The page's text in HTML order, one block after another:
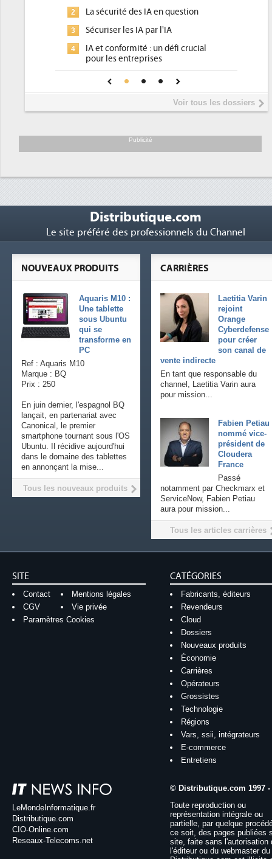
des IA en question
: un défi crucial
2
DEE, une pression administrative
place pour répondre à...
Phocea DC dans les cordes pour
DEE
Interview de Fabrice Coquio,
président de Digital Realty...
soutient les...
Voir tous les dossiers
Publicité
Distributique.com
Le site préféré des professionnels du Channel
CARRIÈRES
Laetitia Varin
rejoint
Orange
Cyberdefense
pour créer
son canal de
vente indirecte
En tant que responsable du
channel, Laetitia Varin aura
pour mission...
Fabien Petiau
nommé vice-
président de
Cloudera
France
Passé
notamment par Checkmarx et
ServiceNow, Fabien Petiau
aura pour mission...
Tous les articles carrières
NOUVEAUX PRODUITS
Aquaris M10 :
Une tablette
sous Ubuntu
qui se
transforme en
PC
Ref : Aquaris M10
Marque : BQ
Prix : 250
En juin dernier, l'espagnol BQ
lançait, en partenariat avec
Canonical, le premier
smartphone tournant sous l'OS
Ubuntu. Il récidive aujourd'hui
dans le domaine des tablettes
en annonçant la mise...
Tous les nouveaux produits
SITE
Contact
Mentions légales
CGV
Vie privée
Paramètres Cookies
CATÉGORIES
Fabricants, éditeurs
Revendeurs
Cloud
Dossiers
Nouveaux produits
Économie
Carrières
Opérateurs
Grossistes
Technologie
Régions
Vars, ssii, intégrateurs
E-commerce
Entretiens
LeMondeInformatique.fr
Distributique.com
CIO-Online.com
Reseaux-Telecoms.net
© Distributique.com 1997 -
Toute reproduction ou
représentation intégrale ou
partielle, par quelque
ce soit, des pages publiées
site, faite sans l'autorisation
l'éditeur ou du webmaster